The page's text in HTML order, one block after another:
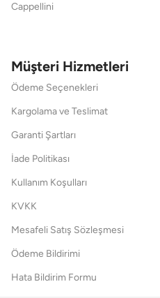
Cappellini
Müşteri Hizmetleri
Ödeme Seçenekleri
Kargolama ve Teslimat
Garanti Şartları
İade Politikası
Kullanım Koşulları
KVKK
Mesafeli Satış Sözleşmesi
Ödeme Bildirimi
Hata Bildirim Formu